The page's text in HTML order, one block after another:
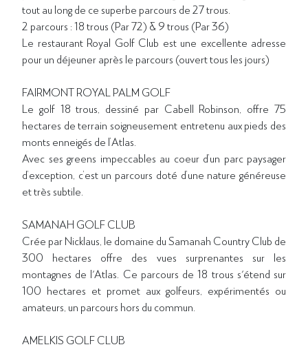
tout au long de ce superbe parcours de 27 trous.
2 parcours : 18 trous (Par 72) & 9 trous (Par 36)
Le restaurant Royal Golf Club est une excellente adresse
pour un déjeuner après le parcours (ouvert tous les jours)
FAIRMONT ROYAL PALM GOLF
Le golf 18 trous, dessiné par Cabell Robinson, offre 75
hectares de terrain soigneusement entretenu aux pieds des
monts enneigés de l’Atlas.
Avec ses greens impeccables au coeur d’un parc paysager
d’exception, c’est un parcours doté d’une nature généreuse
et très subtile.
SAMANAH GOLF CLUB
Crée par Nicklaus, le domaine du Samanah Country Club de
300 hectares offre des vues surprenantes sur les
montagnes de l'Atlas. Ce parcours de 18 trous s'étend sur
100 hectares et promet aux golfeurs, expérimentés ou
amateurs, un parcours hors du commun.
AMELKIS GOLF CLUB